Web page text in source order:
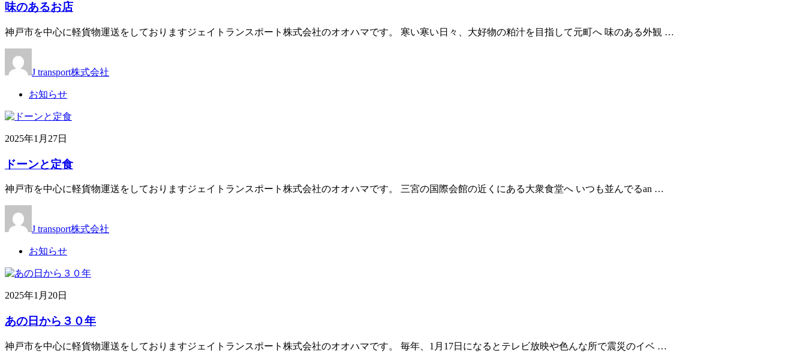
味のあるお店
神戸市を中心に軽貨物運送をしておりますジェイトランスポート株式会社のオオハマです。 寒い寒い日々、大好物の粕汁を目指して元町へ 味のある外観 …
J transport株式会社
お知らせ
2025年1月27日
ドーンと定食
神戸市を中心に軽貨物運送をしておりますジェイトランスポート株式会社のオオハマです。 三宮の国際会館の近くにある大衆食堂へ いつも並んでるan …
J transport株式会社
お知らせ
2025年1月20日
あの日から３０年
神戸市を中心に軽貨物運送をしておりますジェイトランスポート株式会社のオオハマです。 毎年、1月17日になるとテレビ放映や色んな所で震災のイベ …